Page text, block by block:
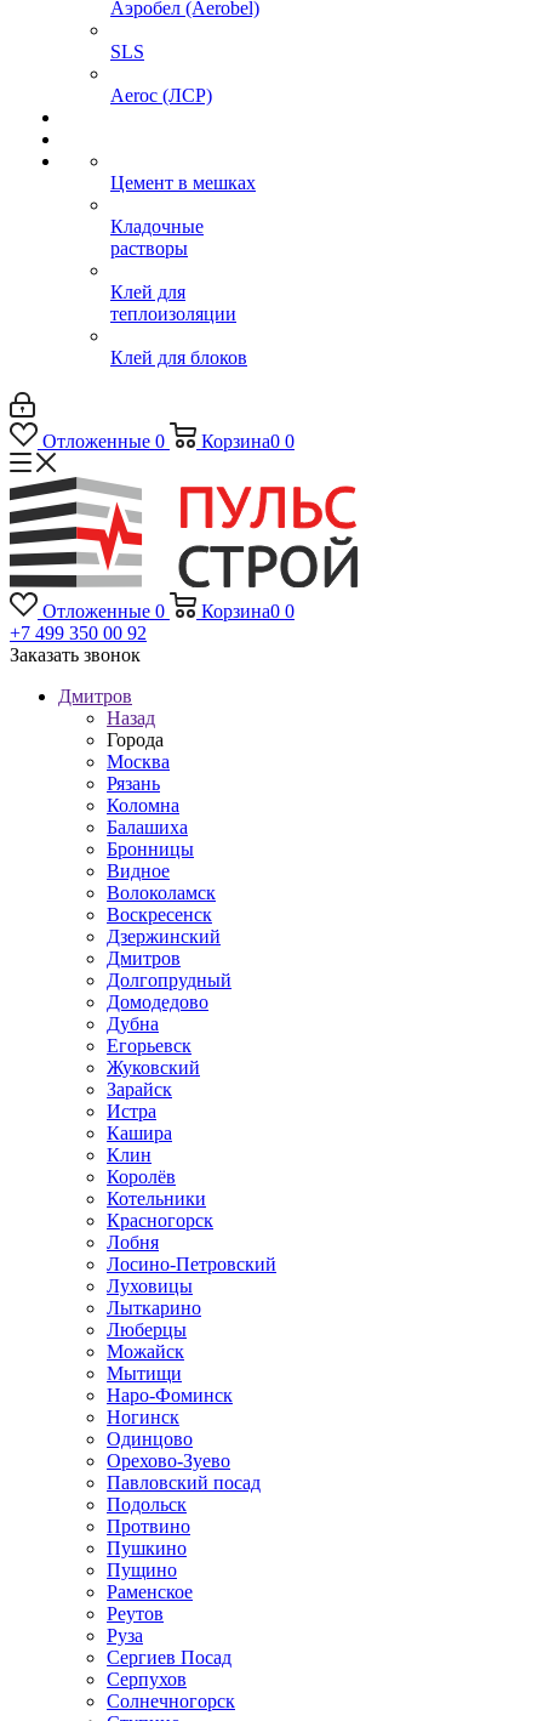
Аэробел (Aerobel)
SLS
Aeroc (ЛСР)
Цемент в мешках
Кладочные
растворы
Клей для
теплоизоляции
Клей для блоков
Отложенные 0 Корзина0 0
Отложенные 0 Корзина0 0
+7 499 350 00 92
Заказать звонок
Дмитров
Назад
Города
Москва
Рязань
Коломна
Балашиха
Бронницы
Видное
Волоколамск
Воскресенск
Дзержинский
Дмитров
Долгопрудный
Домодедово
Дубна
Егорьевск
Жуковский
Зарайск
Истра
Кашира
Клин
Королёв
Котельники
Красногорск
Лобня
Лосино-Петровский
Луховицы
Лыткарино
Люберцы
Можайск
Мытищи
Наро-Фоминск
Ногинск
Одинцово
Орехово-Зуево
Павловский посад
Подольск
Протвино
Пушкино
Пущино
Раменское
Реутов
Руза
Сергиев Посад
Серпухов
Солнечногорск